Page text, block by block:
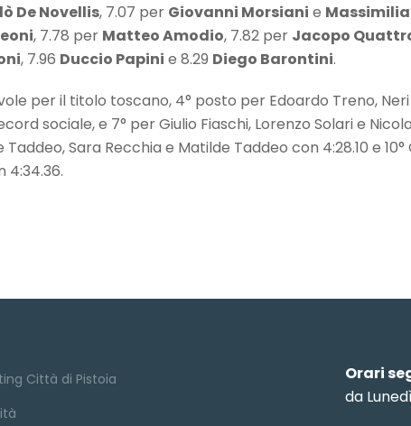
De Novellis, 7.07 per Giovanni Morsiani e
, 7.78 per Matteo Amodio, 7.82 per Jacopo
, 7.96 Duccio Papini e 8.29 Diego Barontini.
per il titolo toscano, 4° posto per Edoardo Treno,
sociale, e 7° per Giulio Fiaschi, Lorenzo Solari e
Sara Recchia e Matilde Taddeo con 4:28.10 e
4:34.36.
Città di Pistoia
Orari
da